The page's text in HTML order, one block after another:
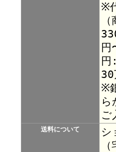
※
円
30
※
ら
ご
送料について
シ